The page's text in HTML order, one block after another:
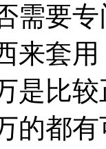
需要
来套
是比
的都